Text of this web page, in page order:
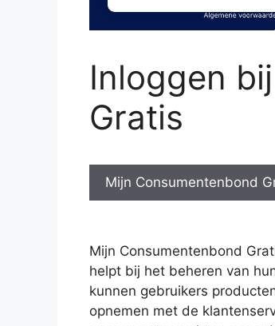
Inloggen
Gratis
Mijn Consumentenbond
Mijn Consumentenbond
helpt bij het beheren van
kunnen gebruikers
opnemen met de